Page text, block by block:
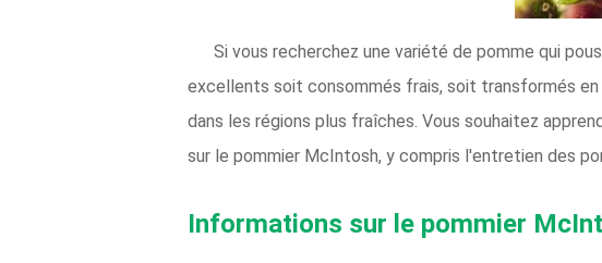
Si vous recherchez une variété de pomme qui
excellents soit consommés frais, soit transformés
dans les régions plus fraîches. Vous souhaitez
sur le pommier McIntosh, y compris l'entretien des
Informations sur le pommier